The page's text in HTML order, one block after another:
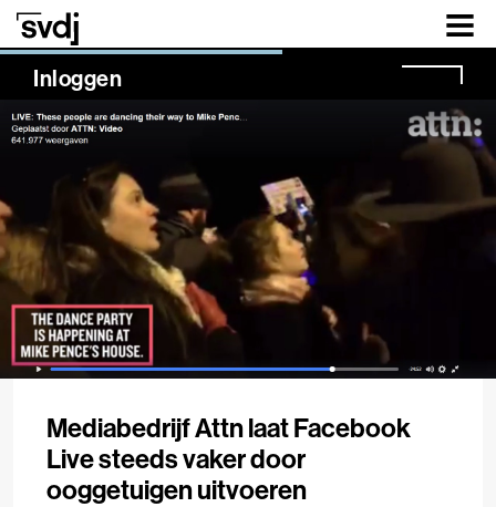
Naar hoofdinhoud
Inloggen
NaN%
Mediabedrijf Attn laat Facebook
Live steeds vaker door
ooggetuigen uitvoeren